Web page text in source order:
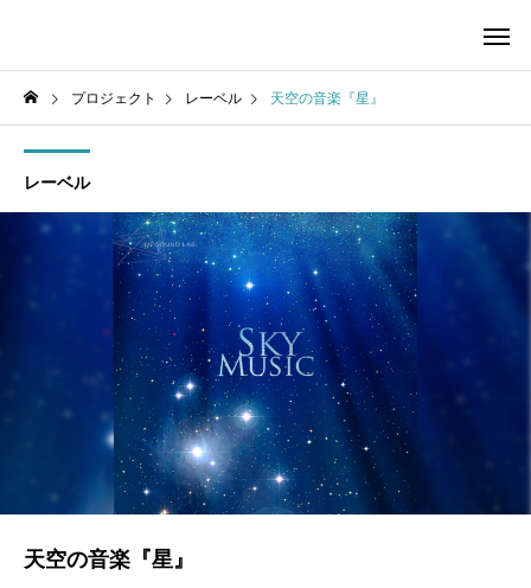
プロジェクト レーベル 天空の音楽『星』
レーベル
天空の音楽『星』